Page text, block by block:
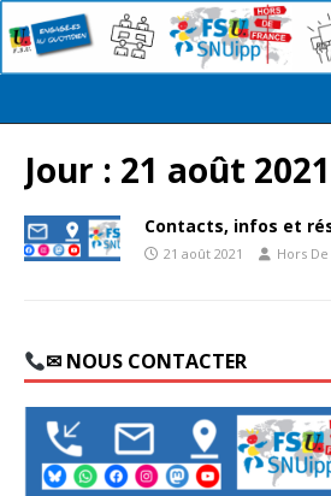
Jour : 21 août 2021
Contacts, infos et
21 août 2021 Hors
✉ NOUS CONTACTER